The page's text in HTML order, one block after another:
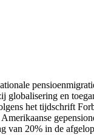
globalisering en
het tijdschrift
van 20% in de